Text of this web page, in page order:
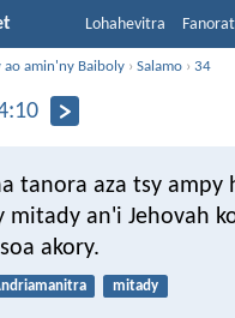
Lohahevitra
ao amin'ny Baiboly ›Salamo ›34
tanora aza tsy ampy
mitady an'i Jehovah
akory.
mitady